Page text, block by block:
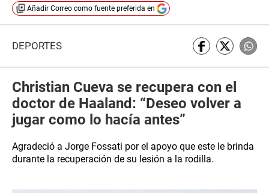
Añadir Correo como fuente preferida en
DEPORTES
Christian Cueva se recupera con el
doctor de Haaland: “Deseo volver a
jugar como lo hacía antes”
Agradeció a Jorge Fossati por el apoyo que este le brinda
durante la recuperación de su lesión a la rodilla.